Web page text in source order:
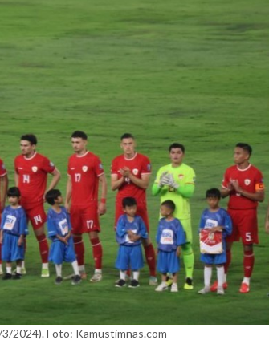
2024). Foto: Kamustimnas.com